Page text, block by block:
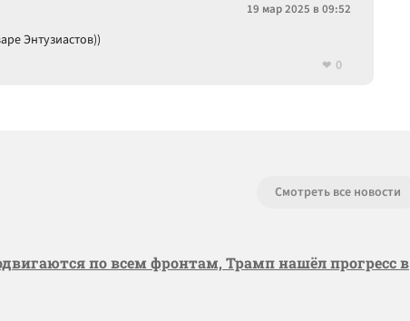
19 мар 2025 в 09:52
Энтузиастов))
0
Смотреть все новости
по всем фронтам, Трамп нашёл прогресс в